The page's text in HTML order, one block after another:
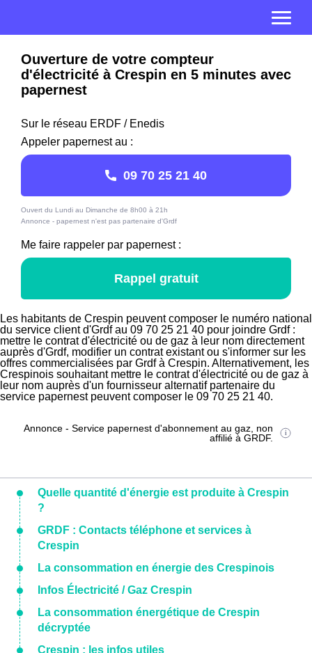
Ouverture de votre compteur
d'électricité à Crespin en 5 minutes avec
papernest
Sur le réseau ERDF / Enedis
Appeler papernest au :
09 70 25 21 40
Ouvert du Lundi au Dimanche de 8h00 à 21h
Annonce - papernest n'est pas partenaire d'Grdf
Me faire rappeler par papernest :
Rappel gratuit
Les habitants de Crespin peuvent composer le numéro national
du service client d'Grdf au 09 70 25 21 40 pour joindre Grdf :
mettre le contrat d'électricité ou de gaz à leur nom directement
auprès d'Grdf, modifier un contrat existant ou s'informer sur les
offres commercialisées par Grdf à Crespin. Alternativement, les
Crespinois souhaitant mettre le contrat d'électricité ou de gaz à
leur nom auprès d'un fournisseur alternatif partenaire du
service papernest peuvent composer le 09 70 25 21 40.
Annonce - Service papernest d'abonnement au gaz, non
affilié à GRDF.
Quelle quantité d'énergie est produite à Crespin
?
GRDF : Contacts téléphone et services à
Crespin
La consommation en énergie des Crespinois
Infos Électricité / Gaz Crespin
La consommation énergétique de Crespin
décryptée
Crespin : les infos utiles